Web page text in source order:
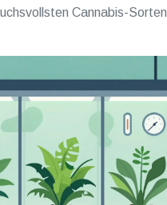
Cannabis-Sorten